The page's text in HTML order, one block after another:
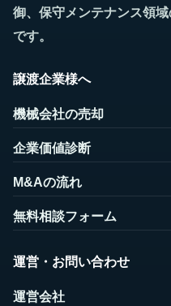
御、保守メンテナンス領
です。
譲渡企業様へ
機械会社の売却
企業価値診断
M&Aの流れ
無料相談フォーム
運営・お問い合わせ
運営会社